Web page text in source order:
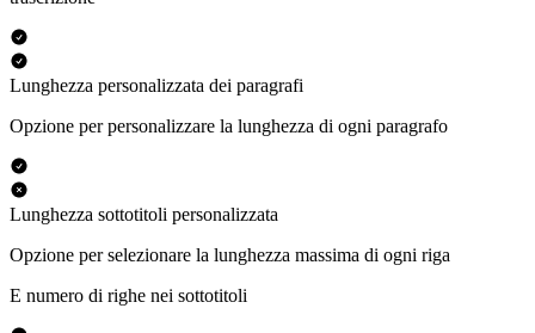
Lunghezza personalizzata dei paragrafi
Opzione per personalizzare la lunghezza di ogni paragrafo
Lunghezza sottotitoli personalizzata
Opzione per selezionare la lunghezza massima di ogni riga
E numero di righe nei sottotitoli